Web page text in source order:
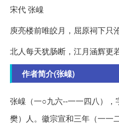
宋代 张嵲
庾亮楼前唯皎月，屈原祠下只沧
北人每天犹肠断，江月涵辉更若
作者简介(张嵲)
张嵲（一○九六--一一四八）
樊）人。徽宗宣和三年（一一